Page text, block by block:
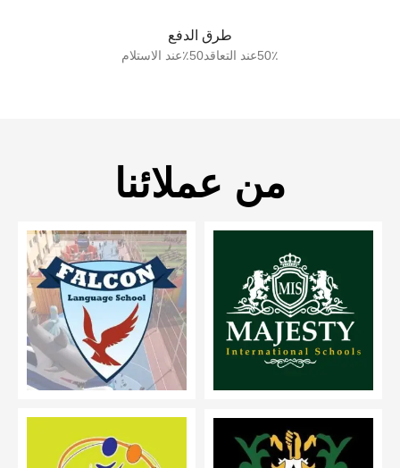
طرق الدفع
50٪عند التعاقد50٪عند الاستلام
من عملائنا